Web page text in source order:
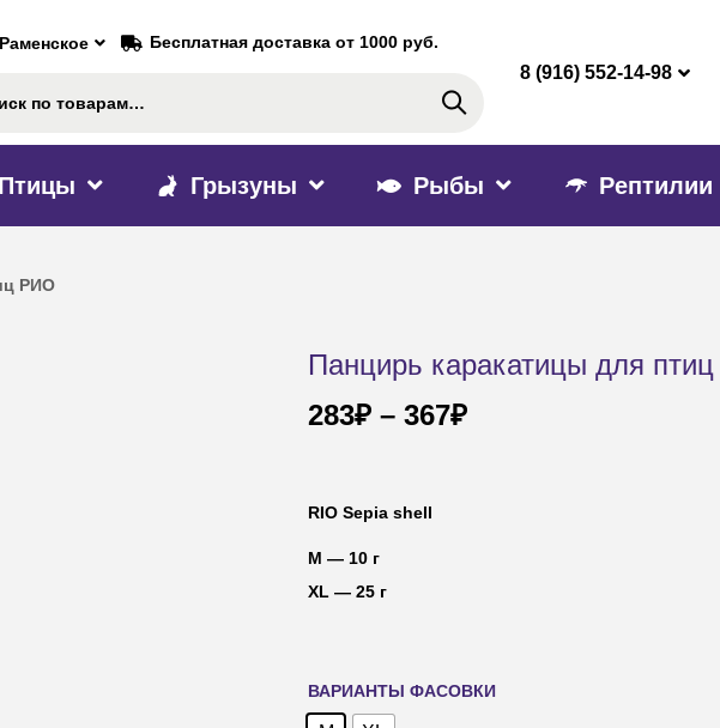
Раменское Бесплатная доставка от 1000 руб.
Поиск
8 (916) 552-14-98
Птицы Грызуны Рыбы Рептилии
РИО
Панцирь каракатицы для
283₽ – 367₽
RIO Sepia shell
M — 10 г
XL — 25 г
ВАРИАНТЫ ФАСОВКИ